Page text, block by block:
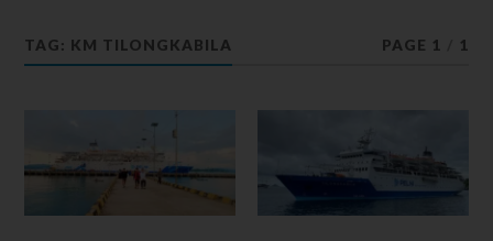
TAG: KM TILONGKABILA PAGE 1 1